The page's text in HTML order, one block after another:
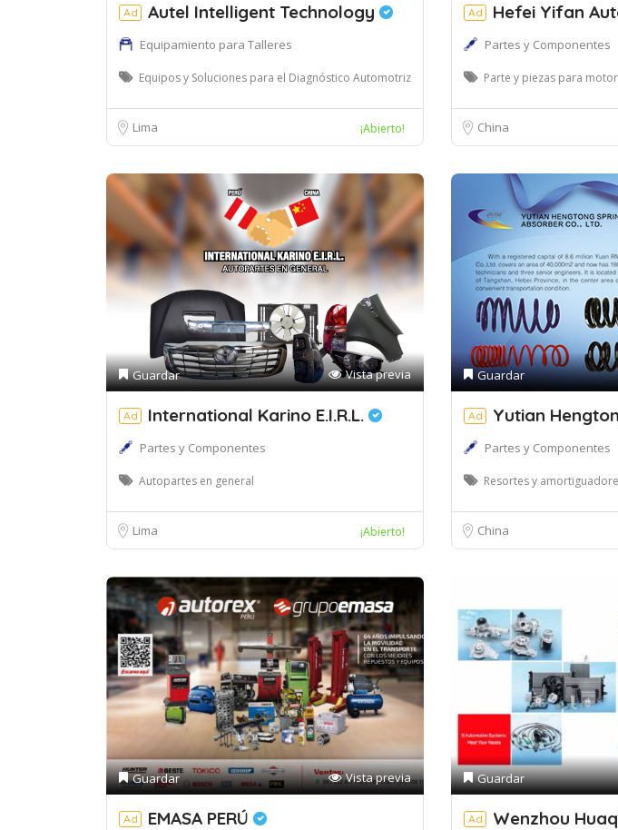
Ad Autel Intelligent Technology
Equipamiento para Talleres
Equipos y Soluciones para el Diagnóstico Automotriz
Lima ¡Abierto!
Ad Hefei Yifan
Partes y Componentes
Parte y piezas para
China
Guardar Vista previa
Ad International Karino E.I.R.L.
Partes y Componentes
Autopartes en general
Lima ¡Abierto!
Guardar
Ad Yutian
Partes y Componentes
Resortes y
China
Guardar Vista previa
Ad EMASA PERÚ
Guardar
Ad Wenzhou